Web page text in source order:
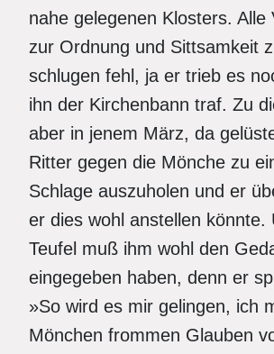
nahe gelegenen Klosters. Alle
zur Ordnung und Sittsamkeit
schlugen fehl, ja er trieb es
ihn der Kirchenbann traf. Zu
aber in jenem März, da
Ritter gegen die Mönche zu
Schlage auszuholen und er
er dies wohl anstellen könnte.
Teufel muß ihm wohl den
eingegeben haben, denn er
»So wird es mir gelingen, ich
Mönchen frommen Glauben